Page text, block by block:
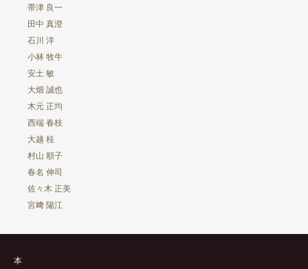
帯津 良一
田中 真澄
石川 洋
小林 牧牛
安土 敏
大畑 誠也
木元 正均
西端 春枝
大越 桂
村山 順子
春名 伸司
佐々木 正美
宮﨑 陽江
本